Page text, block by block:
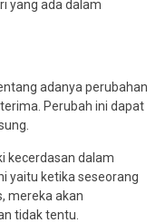
yang ada dalam
adanya perubahan
Perubah ini dapat
kecerdasan dalam
yaitu ketika seseorang
mereka akan
tidak tentu.